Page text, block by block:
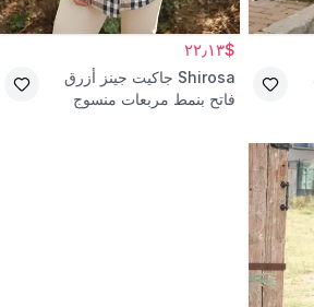
$٢٢٫١٣
Shirosa جاكيت جينز أزرق
فاتح بنمط مربعات منسوج